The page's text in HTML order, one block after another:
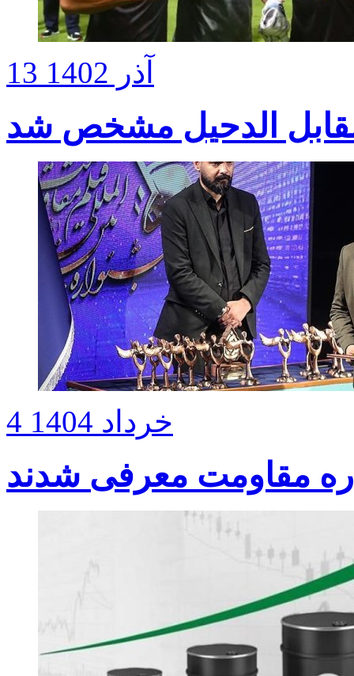
13 آذر 1402
الدحیل مشخص شد
4 خرداد 1404
مقاومت معرفی شدند